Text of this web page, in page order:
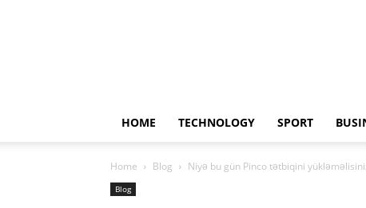
HOME TECHNOLOGY SPORT
Home Blog Niyə bu gün Pinco tətbiqini
Blog